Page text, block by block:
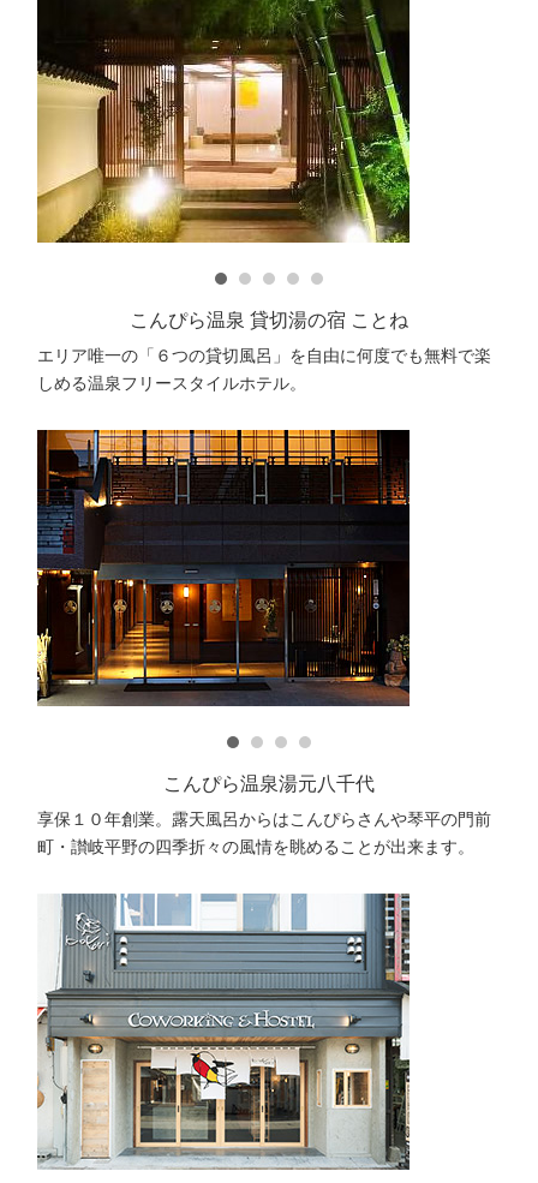
こんぴら温泉 貸切湯の宿 ことね
エリア唯一の「６つの貸切風呂」を自由に何度でも無料で楽
しめる温泉フリースタイルホテル。
こんぴら温泉湯元八千代
享保１０年創業。露天風呂からはこんぴらさんや琴平の門前
町・讃岐平野の四季折々の風情を眺めることが出来ます。